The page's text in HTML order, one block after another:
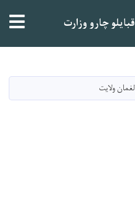
دانګل
چارو وزارت
لغمان ولایت